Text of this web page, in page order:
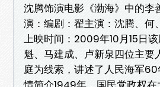
沈腾饰演电影《渤海》中的李
演：编剧：翟主演：沈腾、何
上映时间：2009年10月15日
魁、马建成、卢新泉四位主要
庭为线索，讲述了人民海军